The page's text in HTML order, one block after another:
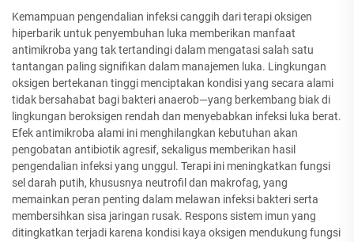
Kemampuan pengendalian infeksi canggih dari terapi oksigen
hiperbarik untuk penyembuhan luka memberikan manfaat
antimikroba yang tak tertandingi dalam mengatasi salah satu
tantangan paling signifikan dalam manajemen luka. Lingkungan
oksigen bertekanan tinggi menciptakan kondisi yang secara alami
tidak bersahabat bagi bakteri anaerob—yang berkembang biak di
lingkungan beroksigen rendah dan menyebabkan infeksi luka berat.
Efek antimikroba alami ini menghilangkan kebutuhan akan
pengobatan antibiotik agresif, sekaligus memberikan hasil
pengendalian infeksi yang unggul. Terapi ini meningkatkan fungsi
sel darah putih, khususnya neutrofil dan makrofag, yang
memainkan peran penting dalam melawan infeksi bakteri serta
membersihkan sisa jaringan rusak. Respons sistem imun yang
ditingkatkan terjadi karena kondisi kaya oksigen mendukung fungsi